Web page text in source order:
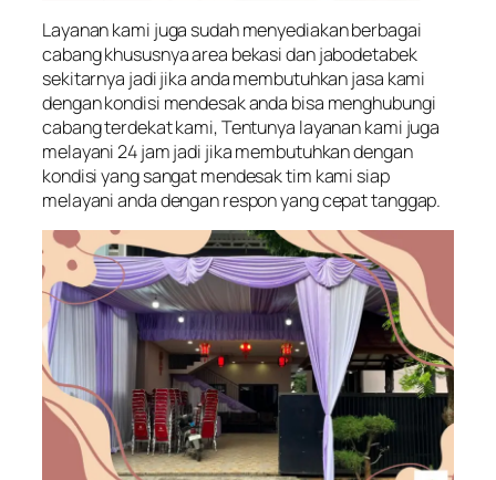
Layanan kami juga sudah menyediakan berbagai
cabang khususnya area bekasi dan jabodetabek
sekitarnya jadi jika anda membutuhkan jasa kami
dengan kondisi mendesak anda bisa menghubungi
cabang terdekat kami, Tentunya layanan kami juga
melayani 24 jam jadi jika membutuhkan dengan
kondisi yang sangat mendesak tim kami siap
melayani anda dengan respon yang cepat tanggap.